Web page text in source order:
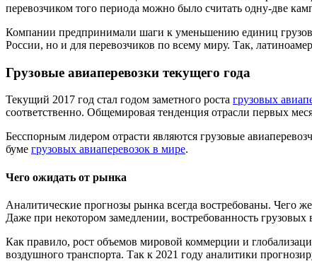
перевозчиком того периода можно было считать одну-две
Компании предпринимали шаги к уменьшению единиц
России, но и для перевозчиков по всему миру. Так,
Грузовые авиаперевозки текущего года
Текущий 2017 год стал годом заметного роста грузовых
соответственно. Общемировая тенденция отрасли первых
Бесспорным лидером отрасти являются грузовые
буме грузовых авиаперевозок в мире.
Чего ожидать от рынка
Аналитические прогнозы рынка всегда востребованы. Чего
Даже при некотором замедлении, востребованность
Как правило, рост объемов мировой коммерции и
воздушного транспорта. Так к 2021 году аналитики